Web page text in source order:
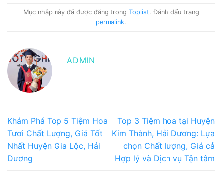
Mục nhập này đã được đăng trong Toplist. Đánh dấu trang
permalink.
ADMIN
Khám Phá Top 5 Tiệm Hoa
Tươi Chất Lượng, Giá Tốt
Nhất Huyện Gia Lộc, Hải
Dương
Top 3 Tiệm hoa tại Huyện
Kim Thành, Hải Dương: Lựa
chọn Chất lượng, Giá cả
Hợp lý và Dịch vụ Tận tâm